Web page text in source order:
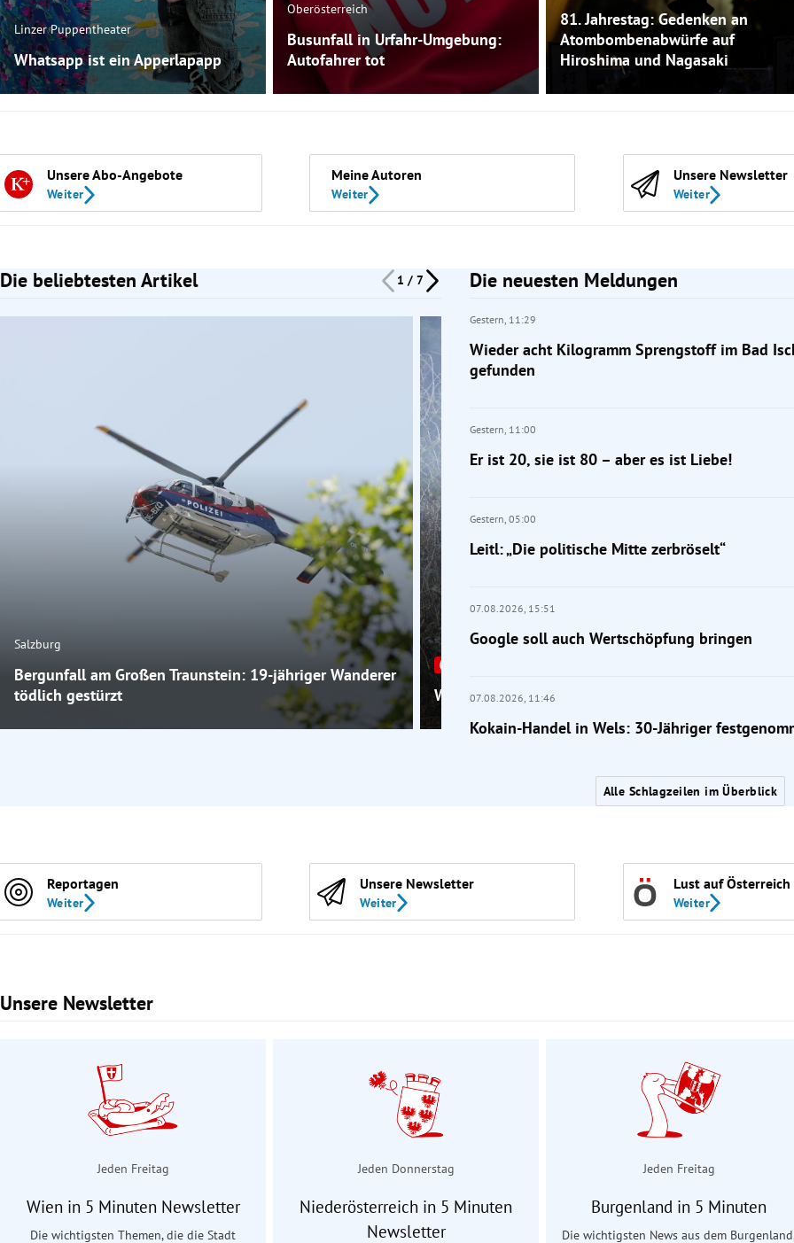
Linzer Puppentheater
Whatsapp ist ein Apperlapapp
Oberösterreich
Busunfall in Urfahr-Umgebung:
Autofahrer tot
81. Jahrestag: Gedenken an
Atombombenabwürfe auf
Hiroshima und Nagasaki
Unsere Abo-Angebote
Weiter
Meine Autoren
Weiter
Unsere Newsletter
Weiter
Die beliebtesten Artikel 1 / 7
Slide 1 von 7
Salzburg
Bergunfall am Großen Traunstein: 19-jähriger Wanderer
tödlich gestürzt
Waldbrände im Lungau, Wetter bleibt
Die neuesten Meldungen
Gestern, 11:29
Wieder acht Kilogramm Sprengstoff im Bad
gefunden
Gestern, 11:00
Er ist 20, sie ist 80 – aber es ist Liebe!
Gestern, 05:00
Leitl: „Die politische Mitte zerbröselt“
07.08.2026, 15:51
Google soll auch Wertschöpfung bringen
07.08.2026, 11:46
Kokain-Handel in Wels: 30-Jähriger
Alle Schlagzeilen im Überblick
Reportagen
Weiter
Unsere Newsletter
Weiter
Lust auf Österreich
Weiter
Unsere Newsletter
Slide 1 von 3
Jeden Freitag
Wien in 5 Minuten Newsletter
Die wichtigsten Themen, die die Stadt
Jeden Donnerstag
Niederösterreich in 5 Minuten
Newsletter
Jeden Freitag
Burgenland in 5 Minuten
Die wichtigsten News aus dem